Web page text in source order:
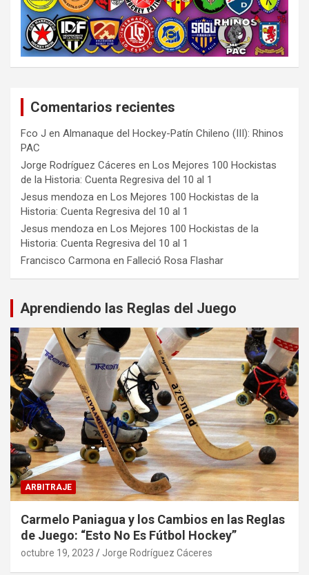
Comentarios recientes
Fco J en Almanaque del Hockey-Patín Chileno (III): Rhinos
PAC
Jorge Rodríguez Cáceres en Los Mejores 100 Hockistas
de la Historia: Cuenta Regresiva del 10 al 1
Jesus mendoza en Los Mejores 100 Hockistas de la
Historia: Cuenta Regresiva del 10 al 1
Jesus mendoza en Los Mejores 100 Hockistas de la
Historia: Cuenta Regresiva del 10 al 1
Francisco Carmona en Falleció Rosa Flashar
Aprendiendo las Reglas del Juego
ARBITRAJE
Carmelo Paniagua y los Cambios en las Reglas
de Juego: “Esto No Es Fútbol Hockey”
octubre 19, 2023 Jorge Rodríguez Cáceres